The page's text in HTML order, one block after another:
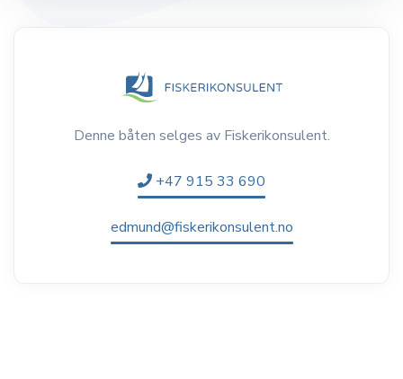
Denne båten selges av Fiskerikonsulent.
+47 915 33 690
edmund@fiskerikonsulent.no